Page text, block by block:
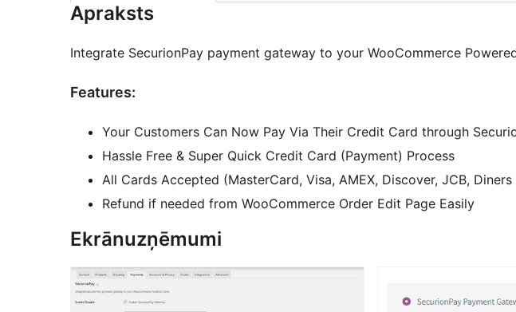
Apraksts
Integrate SecurionPay payment gateway to your WooCommerce
Features:
Your Customers Can Now Pay Via Their Credit Card through
Hassle Free & Super Quick Credit Card (Payment) Process
All Cards Accepted (MasterCard, Visa, AMEX, Discover, JCB, Diners
Refund if needed from WooCommerce Order Edit Page Easily
Ekrānuzņēmumi